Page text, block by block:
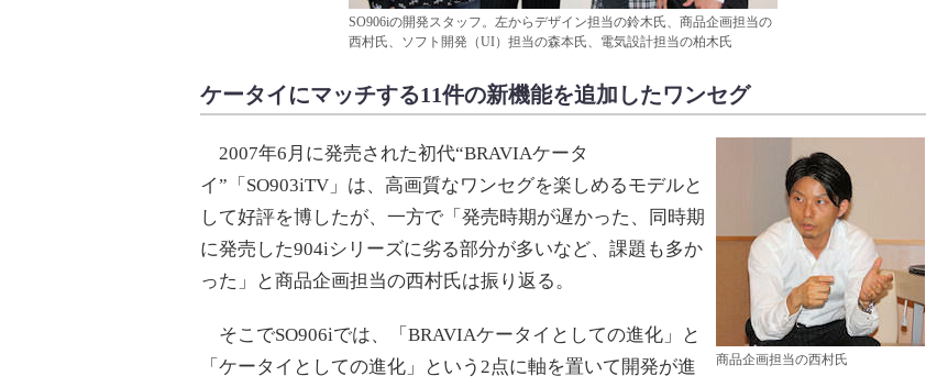
SO906iの開発スタッフ。左からデザイン担当の鈴木氏、商品企画担当の
西村氏、ソフト開発（UI）担当の森本氏、電気設計担当の柏木氏
ケータイにマッチする11件の新機能を追加したワンセグ
商品企画担当の西村氏
2007年6月に発売された初代“BRAVIAケータ
イ”「SO903iTV」は、高画質なワンセグを楽しめるモデルと
して好評を博したが、一方で「発売時期が遅かった、同時期
に発売した904iシリーズに劣る部分が多いなど、課題も多か
った」と商品企画担当の西村氏は振り返る。
そこでSO906iでは、「BRAVIAケータイとしての進化」と
「ケータイとしての進化」という2点に軸を置いて開発が進